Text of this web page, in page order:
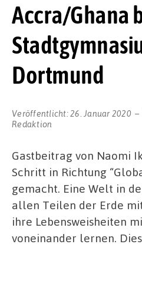
Accra/Ghana
Dortmund
Veröffentlicht:26. Januar 2020
Redaktion
Gastbeitrag von Naomi
Schritt in Richtung
gemacht. Eine Welt in
allen Teilen der Erde
ihre Lebensweisheiten
voneinander lernen.